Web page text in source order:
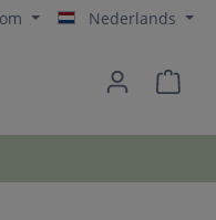
Nederlands